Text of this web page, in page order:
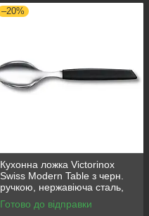
–20%
Кухонна ложка Victorinox
Swiss Modern Table з черн.
ручкою, нержавіюча сталь,
поліпропіленова ручка, 1 шт.
Готово до відправки